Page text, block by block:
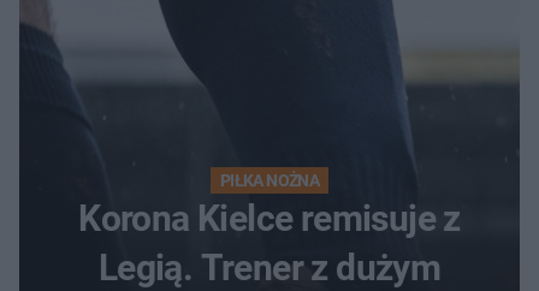
PIŁKA NOŻNA
Korona Kielce remisuje z
Legią. Trener z dużym